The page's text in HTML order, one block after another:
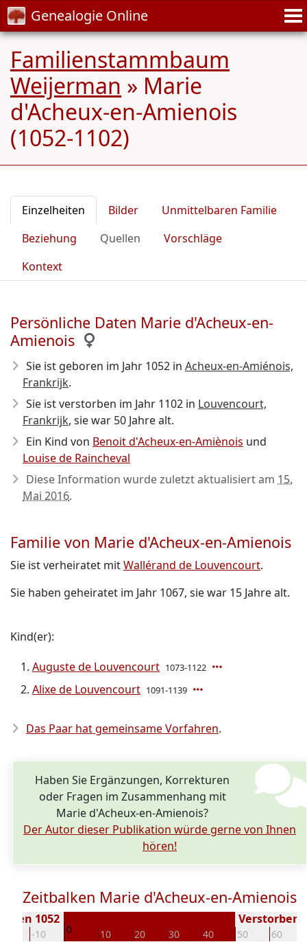
Genealogie Online
Familienstammbaum
Weijerman » Marie
d'Acheux-en-Amienois
(1052-1102)
Einzelheiten Bilder
Unmittelbaren Familie
Beziehung
Quellen
Vorschläge
Kontext
Persönliche Daten Marie d'Acheux-en-
Amienois
Sie ist geboren im Jahr 1052 in Acheux-en-Amiénois,
Frankrijk.
Sie ist verstorben im Jahr 1102 in Louvencourt,
Frankrijk, sie war 50 Jahre alt.
Ein Kind von Benoit d'Acheux-en-Amiènois und
Louise de Raincheval
Diese Information wurde zuletzt aktualisiert am 15.
Mai 2016.
Familie von Marie d'Acheux-en-Amienois
Sie ist verheiratet mitWallérand de Louvencourt.
Sie haben geheiratet im Jahr 1067, sie war 15 Jahre alt.
Kind(er):
Auguste de Louvencourt 1073-1122
Alixe de Louvencourt 1091-1139
Das Paar hat gemeinsame Vorfahren.
Haben Sie Ergänzungen, Korrekturen
oder Fragen im Zusammenhang mit
Marie d'Acheux-en-Amienois?
Der Autor dieser Publikation würde gerne von Ihnen
hören!
Zeitbalken Marie d'Acheux-en-Amienois
-10 0 10 20 30 40 50 60
1052 Verstorben